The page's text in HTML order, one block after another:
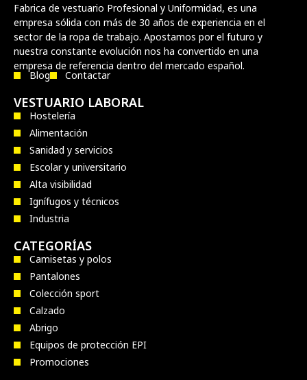
Fabrica de vestuario Profesional y Uniformidad, es una
empresa sólida con más de 30 años de experiencia en el
sector de la ropa de trabajo. Apostamos por el futuro y
nuestra constante evolución nos ha convertido en una
empresa de referencia dentro del mercado español.
Blog Contactar
VESTUARIO LABORAL
Hostelería
Alimentación
Sanidad y servicios
Escolar y universitario
Alta visibilidad
Ignífugos y técnicos
Industria
CATEGORÍAS
Camisetas y polos
Pantalones
Colección sport
Calzado
Abrigo
Equipos de protección EPI
Promociones